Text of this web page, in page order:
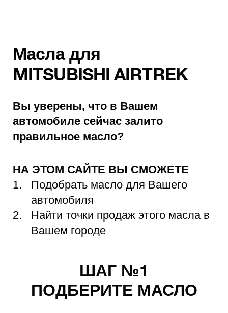
Масла для
MITSUBISHI AIRTREK
Вы уверены, что в Вашем
автомобиле сейчас залито
правильное масло?
НА ЭТОМ САЙТЕ ВЫ СМОЖЕТЕ
Подобрать масло для Вашего
автомобиля
Найти точки продаж этого масла в
Вашем городе
ШАГ №1
ПОДБЕРИТЕ МАСЛО